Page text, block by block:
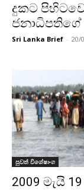
දුකට
ජනාධිපතිගේ
Sri Lanka Brief - 20/
පුවත් විශේෂාංග
2009 මැයි